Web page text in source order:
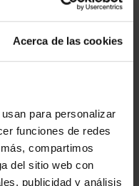
Acerca de las cookies
para personalizar
funciones de redes
compartimos
del sitio web con
publicidad y análisis
de acero
con exigencias de